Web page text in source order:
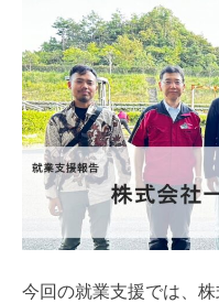
サービス
お客様の声
特定技能コラム
採用情報
今回の就業支援では、